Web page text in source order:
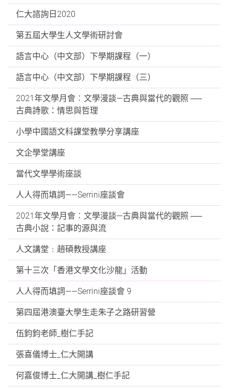
仁大諮詢日2020
第五屆大學生人文學術研討會
語言中心（中文部）下學期課程（一）
語言中心（中文部）下學期課程（三）
2021年文學月會︰文學漫談—古典與當代的觀照 ──
古典詩歌：情思與哲理
小學中國語文科課堂教學分享講座
文企學堂講座
當代文學學術座談
人人得而填詞——Serrini座談會
2021年文學月會︰文學漫談—古典與當代的觀照 ──
古典小說：記事的源與流
人文講堂﹕趙碩教授講座
第十三次「香港文學文化沙龍」活動
人人得而填詞——Serrini座談會 9
第四屆港澳臺大學生走朱子之路研習營
伍鈞鈞老師_樹仁手記
張喜儀博士_仁大開講
何嘉俊博士_仁大開講_樹仁手記